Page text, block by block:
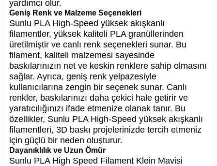
yardımcı olur.
Geniş Renk ve Malzeme Seçenekleri
Sunlu PLA High-Speed yüksek akışkanlı
filamentler, yüksek kaliteli PLA granüllerinden
üretilmiştir ve canlı renk seçenekleri sunar. Bu
filament, kaliteli malzemesi sayesinde
baskılarınızın net ve keskin renklere sahip olmasını
sağlar. Ayrıca, geniş renk yelpazesiyle
kullanıcılarına zengin bir seçenek sunar. Canlı
renkler, baskılarınızı daha çekici hale getirir ve
yaratıcılığınızı ifade etmenize olanak tanır. Bu
özellikler, Sunlu PLA High-Speed yüksek akışkanlı
filamentleri, 3D baskı projelerinizde tercih etmeniz
için güçlü bir neden oluşturur.
Dayanıklılık ve Uzun Ömür
Sunlu PLA High Speed Filament Klein Mavisi